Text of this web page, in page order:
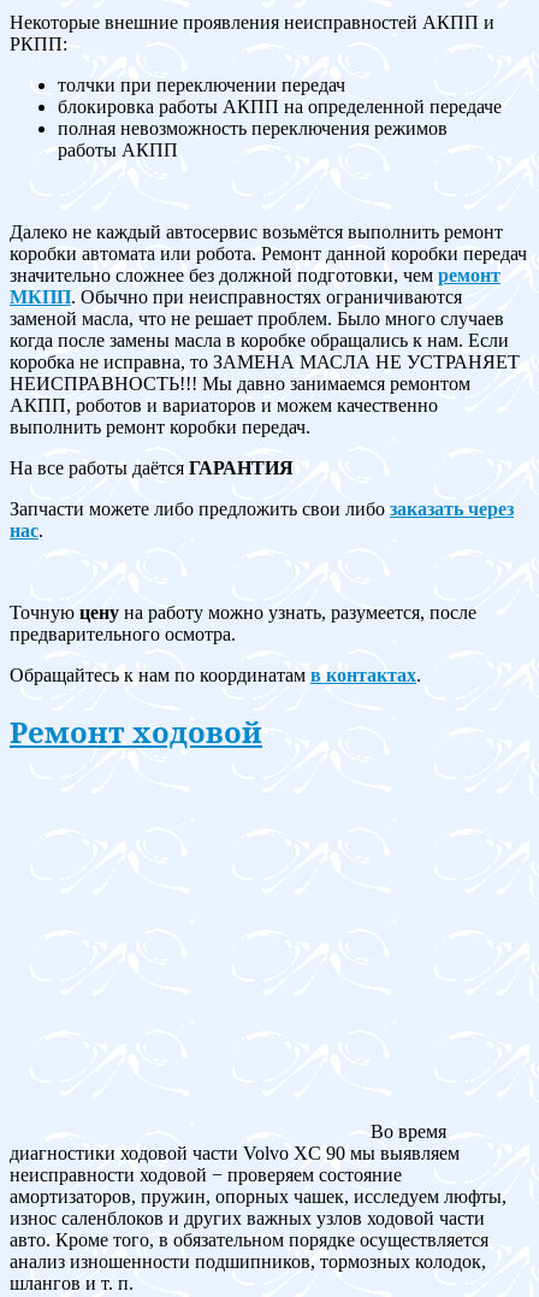
Некоторые внешние проявления неисправностей АКПП и
РКПП:
толчки при переключении передач
блокировка работы АКПП на определенной передаче
полная невозможность переключения режимов
работы АКПП
Далеко не каждый автосервис возьмётся выполнить ремонт
коробки автомата или робота. Ремонт данной коробки передач
значительно сложнее без должной подготовки, чем ремонт
МКПП. Обычно при неисправностях ограничиваются
заменой масла, что не решает проблем. Было много случаев
когда после замены масла в коробке обращались к нам. Если
коробка не исправна, то ЗАМЕНА МАСЛА НЕ УСТРАНЯЕТ
НЕИСПРАВНОСТЬ!!! Мы давно занимаемся ремонтом
АКПП, роботов и вариаторов и можем качественно
выполнить ремонт коробки передач.
На все работы даётсяГАРАНТИЯ
Запчасти можете либо предложить свои либо заказать через
нас.
Точную цену на работу можно узнать, разумеется, после
предварительного осмотра.
Обращайтесь к нам по координатам в контактах.
Ремонт ходовой
Во время
диагностики ходовой части Volvo XC 90 мы выявляем
неисправности ходовой − проверяем состояние
амортизаторов, пружин, опорных чашек, исследуем люфты,
износ саленблоков и других важных узлов ходовой части
авто. Кроме того, в обязательном порядке осуществляется
анализ изношенности подшипников, тормозных колодок,
шлангов и т. п.